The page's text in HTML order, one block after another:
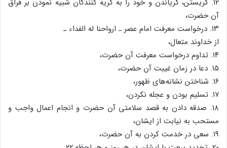
آن حضرت،
۱۳. درخواست معرفت امام عصر ـ ارواحنا له الفداء ـ
از خداوند متعال،
۱۴. تداوم درخواست معرفت آن حضرت،
۱۵. دعا در زمان غیبت آن حضرت،
۱۶. شناختن نشانه‌های ظهور،
۱۷. تسلیم بودن و عجله نکردن،
۱۸. صدقه دادن به قصد سلامتی آن حضرت و انجام اعمال واجب و
مستحب به نیابت از ایشان،
۱۹. سعی در خدمت کردن به آن حضرت،